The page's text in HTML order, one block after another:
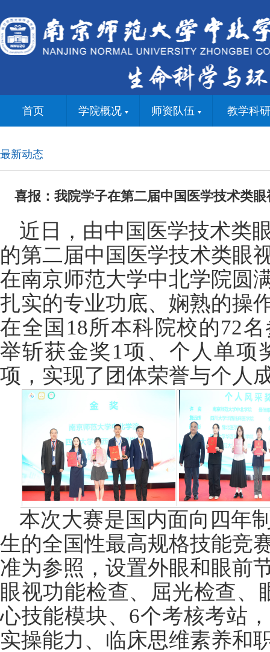
首页 学院概况 师资队伍 教学科研
最新动态
喜报：我院学子在第二届中国医学技术类
近日，由中国医学技术类
的第二届中国医学技术类眼
在南京师范大学中北学院圆
扎实的专业功底、娴熟的操
在全国18所本科院校的72
举斩获金奖1项、个人单项
项，实现了团体荣誉与个人
本次大赛是国内面向四年
生的全国性最高规格技能竞
准为参照，设置外眼和眼前
眼视功能检查、屈光检查、
心技能模块、6个考核考站
实操能力、临床思维素养和